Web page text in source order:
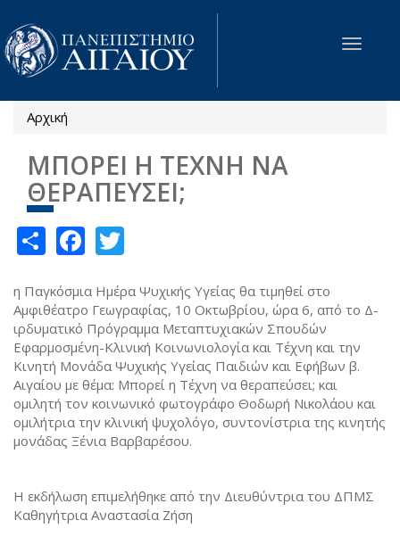
Παράκαμψη προς το κυρίως περιεχόμενο
Toggle
Είστε εδώ
Αρχική
ΜΠΟΡΕΙ Η ΤΕΧΝΗ ΝΑ
ΘΕΡΑΠΕΥΣΕΙ;
ShareFacebook
η Παγκόσμια Ημέρα Ψυχικής Υγείας θα τιμηθεί στο
Αμφιθέατρο Γεωγραφίας, 10 Οκτωβρίου, ώρα 6, από το Δ-
ιρδυματικό Πρόγραμμα Μεταπτυχιακών Σπουδών
Εφαρμοσμένη-Κλινική Κοινωνιολογία και Τέχνη και την
Κινητή Μονάδα Ψυχικής Υγείας Παιδιών και Εφήβων β.
Αιγαίου με θέμα: Μπορεί η Τέχνη να θεραπεύσει; και
ομιλητή τον κοινωνικό φωτογράφο Θοδωρή Νικολάου και
ομιλήτρια την κλινική ψυχολόγο, συντονίστρια της κινητής
μονάδας Ξένια Βαρβαρέσου.
Η εκδήλωση επιμελήθηκε από την Διευθύντρια του ΔΠΜΣ
Καθηγήτρια Αναστασία Ζήση